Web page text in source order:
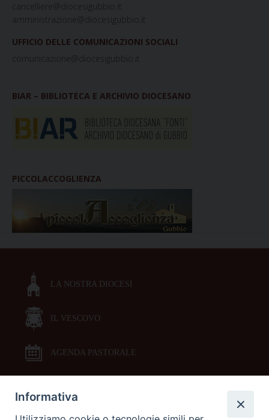
cancelliere@diocesigubbio.it
amministrazione@diocesigubbio.it
UFFICIO DELLE COMUNICAZIONI SOCIALI
comunicazione@diocesigubbio.it
BIAR – BIBLIOTECA E ARCHIVIO DIOCESANO
PICCOLACCOGLIENZA
LA NOSTRA DIOCESI
IL VESCOVO
AGENDA PASTORALE
DOCUMENTI PASTORALI
Informativa